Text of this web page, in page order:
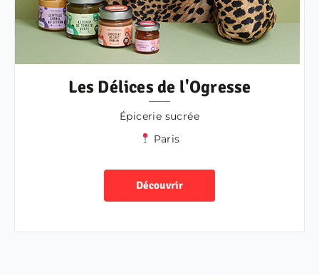
Les Délices de l'Ogresse
Épicerie sucrée
Paris
Découvrir